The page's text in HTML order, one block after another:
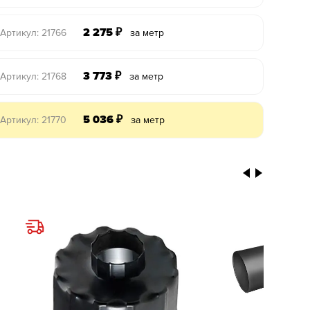
Артикул: 21766 2 275 ₽ за метр
Артикул: 21768 3 773 ₽ за метр
Артикул: 21770 5 036 ₽ за метр